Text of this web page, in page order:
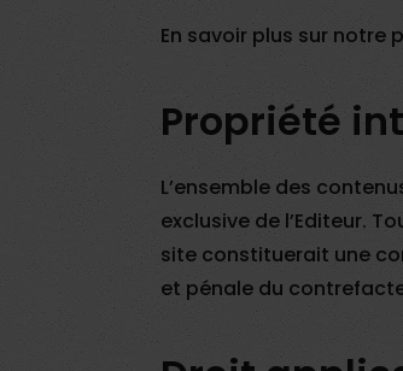
En savoir plus sur notre
Propriété
L’ensemble des
exclusive de l’Editeur.
site constituerait une
et pénale du